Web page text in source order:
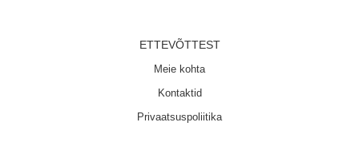
Kontaktid
Privaatsuspoliitika
Meie kohta
ETTEVÕTTEST